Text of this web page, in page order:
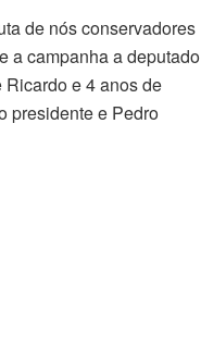
de nós conservadores
a campanha a deputado
e 4 anos de
presidente e Pedro